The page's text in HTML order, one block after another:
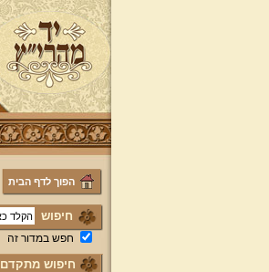
הפוך לדף הבית
חיפוש
חפש במדור זה
חיפוש מתקדם